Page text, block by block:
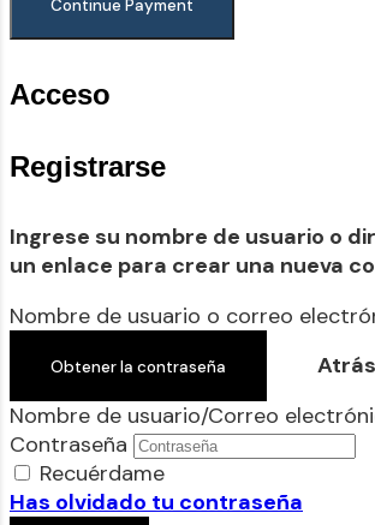
Acceso
Registrarse
Ingrese su nombre de usuario o
un enlace para crear una nueva
Nombre de usuario o correo
Nombre de usuario/Correo
Contraseña
Recuérdame
Has olvidado tu contraseña